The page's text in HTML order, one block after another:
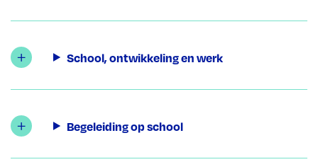
School, ontwikkeling en werk
Begeleiding op school